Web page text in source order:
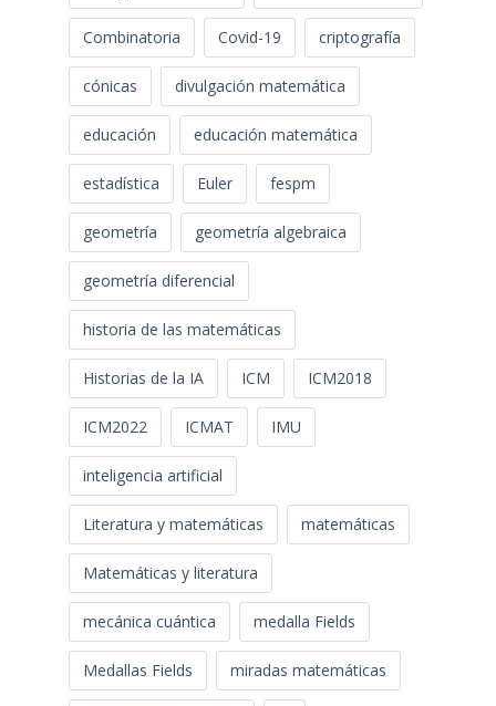
Combinatoria Covid-19 criptografía
cónicas divulgación matemática
educación educación matemática
estadística Euler fespm
geometría geometría algebraica
geometría diferencial
historia de las matemáticas
Historias de la IA ICM ICM2018
ICM2022 ICMAT IMU
inteligencia artificial
Literatura y matemáticas matemáticas
Matemáticas y literatura
mecánica cuántica medalla Fields
Medallas Fields miradas matemáticas